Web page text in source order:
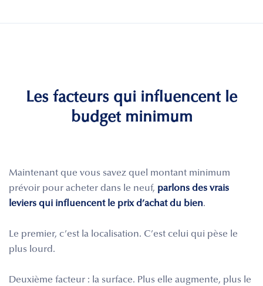
Les facteurs qui influencent le
budget minimum
Maintenant que vous savez quel montant minimum
prévoir pour acheter dans le neuf, parlons des vrais
leviers qui influencent le prix d’achat du bien.
Le premier, c’est la localisation. C’est celui qui pèse le
plus lourd.
Deuxième facteur : la surface. Plus elle augmente, plus le